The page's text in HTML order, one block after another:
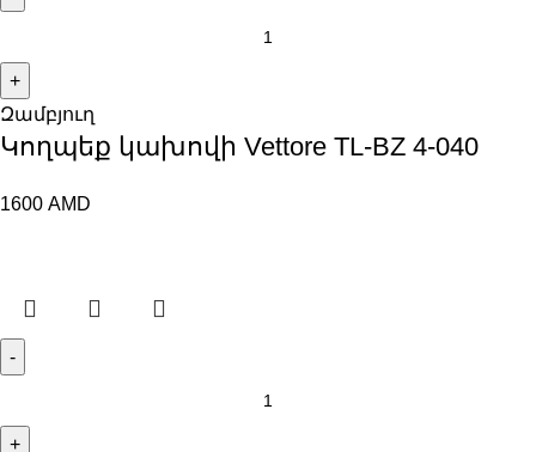
Զամբյուղ
Կողպեք կախովի Vettore TL-BZ 4-040
1600 AMD